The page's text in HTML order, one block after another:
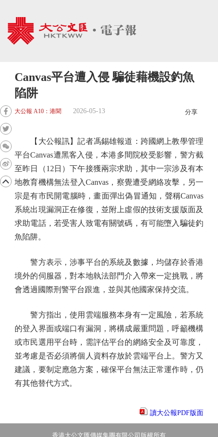
Canvas平台遭入侵 騙徒藉機設釣魚
陷阱
大公報 A10：港聞 2026-05-13 分享
【大公報訊】記者馮錫雄報道：跨國網上教學管理
平台Canvas遭黑客入侵，本港多間院校受影響，警方截
至昨日（12日）下午接獲兩宗求助，其中一宗涉及有本
地教育機構無法登入Canvas，察覺遭受網絡攻擊，另一
宗是有市民開電腦時，畫面彈出偽冒通知，聲稱Canvas
系統出現漏洞正在修復，並附上虛假的技術支援版面及
求助電話，若受害人致電有關號碼，有可能墮入騙徒釣
魚陷阱。
警方表示，涉事平台的系統及數據，均儲存於香港
境外的伺服器，對本地執法部門介入帶來一定挑戰，將
會透過國際刑警平台跟進，並與其他國家保持交流。
警方指出，使用雲端服務本身有一定風險，若系統
的登入界面或端口有漏洞，將構成嚴重問題，呼籲機構
或市民選用平台時，需評估平台的網絡安全及可靠度，
並考慮是否必須將個人資料存放於雲端平台上。警方又
建議，要制定應急方案，確保平台無法正常運作時，仍
有其他替代方式。
讀大公報PDF版面
香港大公文匯傳媒集團有限公司版權所有